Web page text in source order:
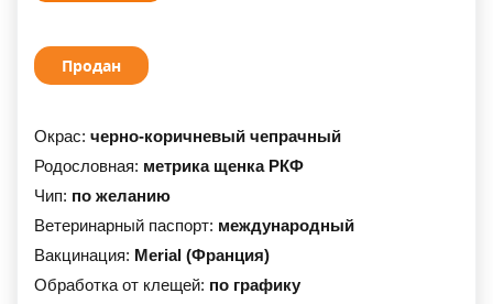
Продан
Окрас: черно-коричневый чепрачный
Родословная: метрика щенка РКФ
Чип: по желанию
Ветеринарный паспорт: международный
Вакцинация: Merial (Франция)
Обработка от клещей: по графику